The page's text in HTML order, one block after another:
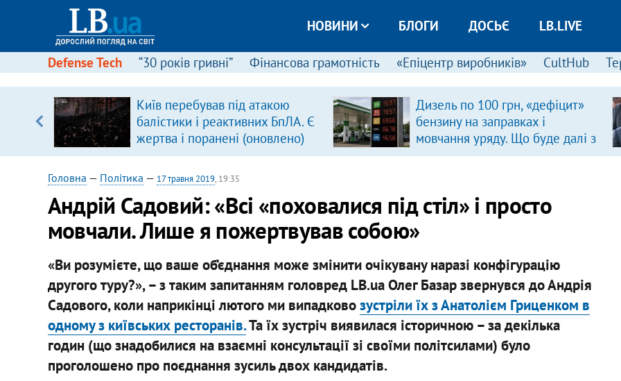
НОВИНИ БЛОГИ ДОСЬЄ LB.LIVE
Defense Tech “30 років гривні” Фінансова грамотність «Епіцентр виробників» CultHub
Київ перебував під атакою
балістики і реактивних БпЛА. Є
жертва і поранені (оновлено)
Дизель по 100 грн, «дефіцит»
бензину на заправках і
мовчання уряду. Що буде далі з
цінами на пальне?
Головна — Політика — 17 травня 2019, 19:35
Андрій Садовий: «Всі «поховалися під стіл» і просто
мовчали. Лише я пожертвував собою»
«Ви розумієте, що ваше об’єднання може змінити очікувану наразі конфігурацію
другого туру?», – з таким запитанням головред LB.ua Олег Базар звернувся до Андрія
Садового, коли наприкінці лютого ми випадковозустріли їх з Анатолієм Гриценком в
одному з київських ресторанів.Та їх зустріч виявилася історичною – за декілька
годин (що знадобилися на взаємні консультації зі своїми політсилами) було
проголошено про поєднання зусиль двох кандидатів.